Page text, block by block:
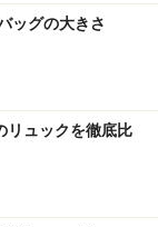
ッグの大きさ
リュックを徹底比